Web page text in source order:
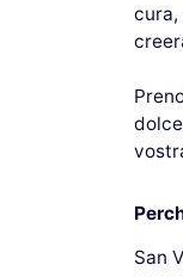
cura,
San